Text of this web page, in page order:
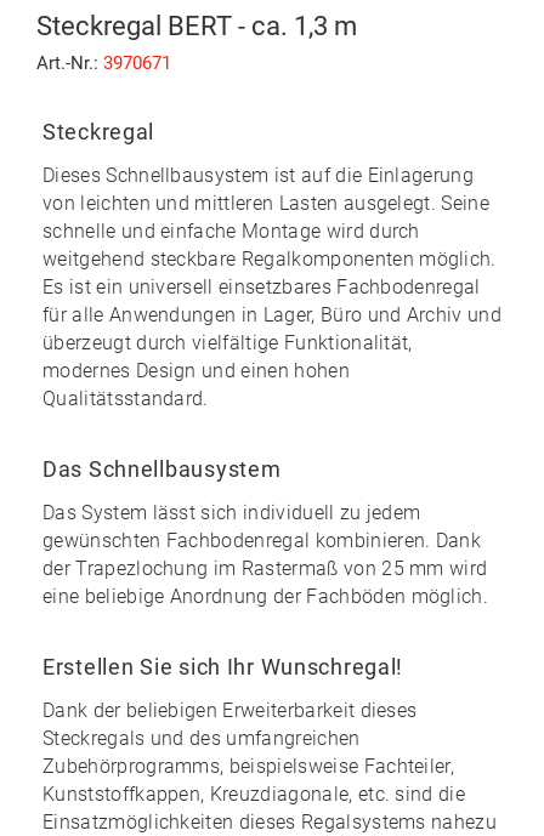
Steckregal BERT - ca. 1,3 m
Art.-Nr.: 3970671
Steckregal
Dieses Schnellbausystem ist auf die Einlagerung
von leichten und mittleren Lasten ausgelegt. Seine
schnelle und einfache Montage wird durch
weitgehend steckbare Regalkomponenten möglich.
Es ist ein universell einsetzbares Fachbodenregal
für alle Anwendungen in Lager, Büro und Archiv und
überzeugt durch vielfältige Funktionalität,
modernes Design und einen hohen
Qualitätsstandard.
Das Schnellbausystem
Das System lässt sich individuell zu jedem
gewünschten Fachbodenregal kombinieren. Dank
der Trapezlochung im Rastermaß von 25 mm wird
eine beliebige Anordnung der Fachböden möglich.
Erstellen Sie sich Ihr Wunschregal!
Dank der beliebigen Erweiterbarkeit dieses
Steckregals und des umfangreichen
Zubehörprogramms, beispielsweise Fachteiler,
Kunststoffkappen, Kreuzdiagonale, etc. sind die
Einsatzmöglichkeiten dieses Regalsystems nahezu